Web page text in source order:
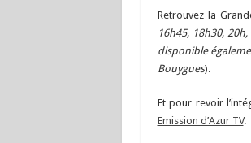
Retrouvez la
16h45, 18h30,
disponible
Bouygues).
Et pour revoir
Emission d’Azur TV.